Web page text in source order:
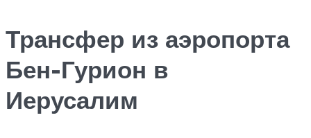
Трансфер из аэропорта
Бен-Гурион в
Иерусалим